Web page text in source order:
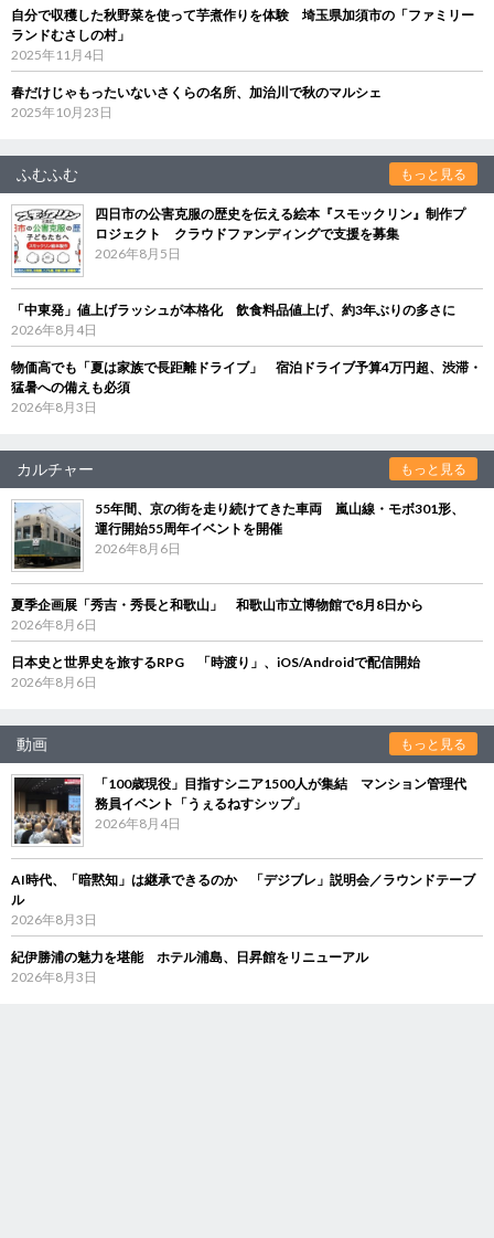
自分で収穫した秋野菜を使って芋煮作りを体験 埼玉県加須市の「ファミリー
ランドむさしの村」
2025年11月4日
春だけじゃもったいないさくらの名所、加治川で秋のマルシェ
2025年10月23日
ふむふむ もっと見る
四日市の公害克服の歴史を伝える絵本『スモックリン』制作プ
ロジェクト クラウドファンディングで支援を募集
2026年8月5日
「中東発」値上げラッシュが本格化 飲食料品値上げ、約3年ぶりの多さに
2026年8月4日
物価高でも「夏は家族で長距離ドライブ」 宿泊ドライブ予算4万円超、渋滞・
猛暑への備えも必須
2026年8月3日
カルチャー もっと見る
55年間、京の街を走り続けてきた車両 嵐山線・モボ301形、
運行開始55周年イベントを開催
2026年8月6日
夏季企画展「秀吉・秀長と和歌山」 和歌山市立博物館で8月8日から
2026年8月6日
日本史と世界史を旅するRPG 「時渡り」、iOS/Androidで配信開始
2026年8月6日
動画 もっと見る
「100歳現役」目指すシニア1500人が集結 マンション管理代
務員イベント「うぇるねすシップ」
2026年8月4日
AI時代、「暗黙知」は継承できるのか 「デジブレ」説明会／ラウンドテーブ
ル
2026年8月3日
紀伊勝浦の魅力を堪能 ホテル浦島、日昇館をリニューアル
2026年8月3日